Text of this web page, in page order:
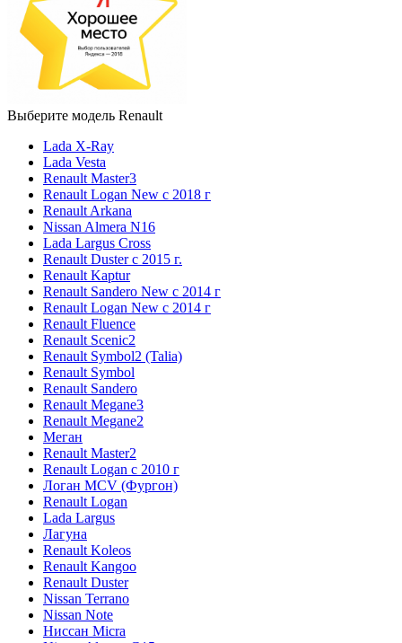
Выберите модель Renault
Lada X-Ray
Lada Vesta
Renault Master3
Renault Logan New с 2018 г
Renault Arkana
Nissan Almera N16
Lada Largus Cross
Renault Duster с 2015 г.
Renault Kaptur
Renault Sandero New с 2014 г
Renault Logan New с 2014 г
Renault Fluence
Renault Scenic2
Renault Symbol2 (Talia)
Renault Symbol
Renault Sandero
Renault Megane3
Renault Megane2
Меган
Renault Master2
Renault Logan c 2010 г
Логан МСV (Фургон)
Renault Logan
Lada Largus
Лагуна
Renault Koleos
Renault Kangoo
Renault Duster
Nissan Terrano
Nissan Note
Ниссан Micra